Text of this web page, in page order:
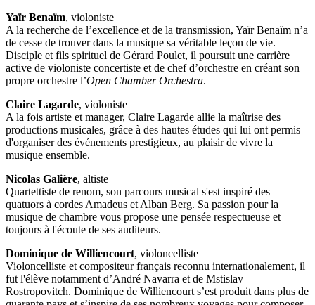
Yaïr Benaïm, violoniste
A la recherche de l’excellence et de la transmission, Yaïr Benaïm n’a
de cesse de trouver dans la musique sa véritable leçon de vie.
Disciple et fils spirituel de Gérard Poulet, il poursuit une carrière
active de violoniste concertiste et de chef d’orchestre en créant son
propre orchestre l’Open Chamber Orchestra.
Claire Lagarde, violoniste
A la fois artiste et manager, Claire Lagarde allie la maîtrise des
productions musicales, grâce à des hautes études qui lui ont permis
d'organiser des événements prestigieux, au plaisir de vivre la
musique ensemble.
Nicolas Galière, altiste
Quartettiste de renom, son parcours musical s'est inspiré des
quatuors à cordes Amadeus et Alban Berg. Sa passion pour la
musique de chambre vous propose une pensée respectueuse et
toujours à l'écoute de ses auditeurs.
Dominique de Williencourt, violoncelliste
Violoncelliste et compositeur français reconnu internationalement, il
fut l'élève notamment d’André Navarra et de Mstislav
Rostropovitch. Dominique de Williencourt s’est produit dans plus de